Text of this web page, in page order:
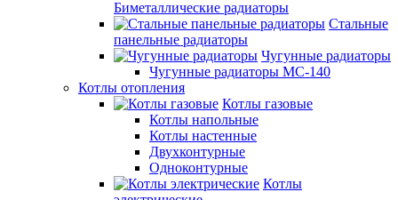
Биметаллические радиаторы
Стальные
панельные радиаторы
Чугунные радиаторы
Чугунные радиаторы МС-140
Котлы отопления
Котлы газовые
Котлы напольные
Котлы настенные
Двухконтурные
Одноконтурные
Котлы